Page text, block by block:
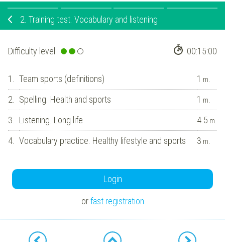
2. Training test. Vocabulary and listening
Difficulty level: 00:15:00
1. Team sports (definitions) 1 m.
2. Spelling. Health and sports 1 m.
3. Listening. Long life 4.5 m.
4. Vocabulary practice. Healthy lifestyle and sports 3 m.
Login
orfast registration